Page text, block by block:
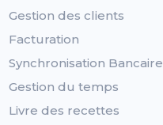
Gestion des clients
Facturation
Synchronisation Bancaire
Gestion du temps
Livre des recettes